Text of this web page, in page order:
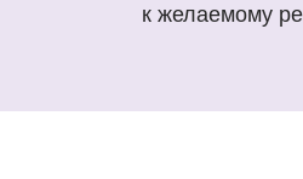
к желаемому